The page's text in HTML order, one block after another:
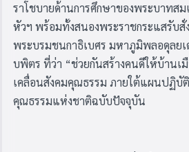
ราโชบายด้านการศึกษาของพระบาทสม
หัวฯ พร้อมทั้งสนองพระราชกระแสรับสั่
พระบรมชนกาธิเบศร มหาภูมิพลอดุลย
บพิตร ที่ว่า “ช่วยกันสร้างคนดีให้บ้านเ
เคลื่อนสังคมคุณธรรม ภายใต้แผนปฏิบัติ
คุณธรรมแห่งชาติฉบับปัจจุบัน